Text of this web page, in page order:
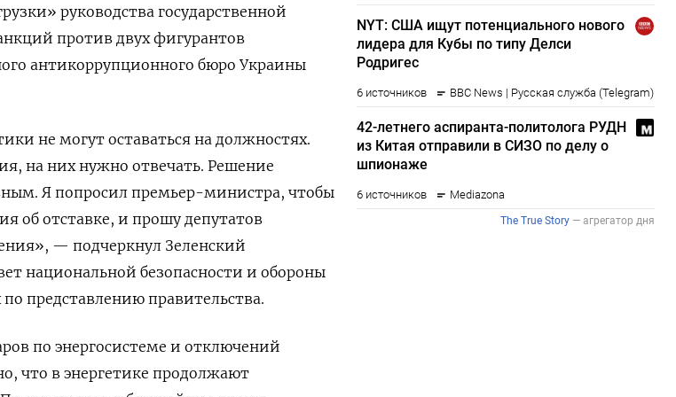
руководства государственной
против двух фигурантов
антикоррупционного бюро Украины
не могут оставаться на должностях.
на них нужно отвечать. Решение
Я попросил премьер-министра, чтобы
об отставке, и прошу депутатов
— подчеркнул Зеленский
национальной безопасности и обороны
представлению правительства.
по энергосистеме и отключений
что в энергетике продолжают